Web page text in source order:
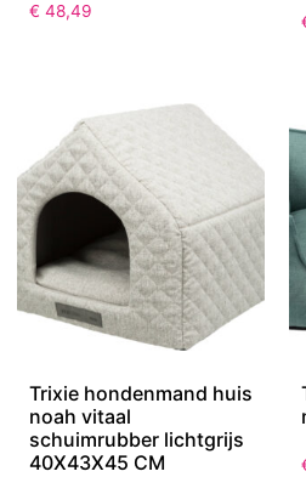
€ 48,49
Trixie hondenmand huis
noah vitaal
schuimrubber lichtgrijs
40X43X45 CM